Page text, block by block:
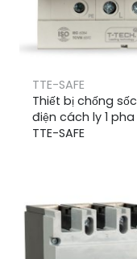
TTE-SAFE
Thiết bị chống sốc
điện cách ly 1 pha
TTE-SAFE